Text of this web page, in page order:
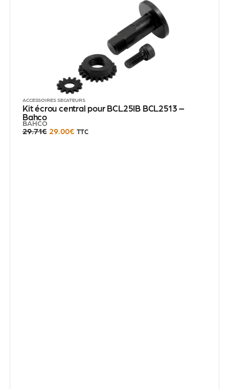
ACCESSOIRES SÉCATEURS
Kit écrou central pour BCL25IB BCL2513 –
Bahco
BAHCO
29.71€ 29.00€ TTC